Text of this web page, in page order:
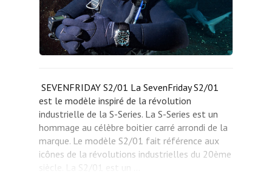
SEVENFRIDAY S2/01 La SevenFriday S2/01
est le modèle inspiré de la révolution
industrielle de la S-Series. La S-Series est un
hommage au célèbre boitier carré arrondi de la
marque. Le modèle S2/01 fait référence aux
icônes de la révolutions industrielles du 20ème
siècle. La S2/01 est un …